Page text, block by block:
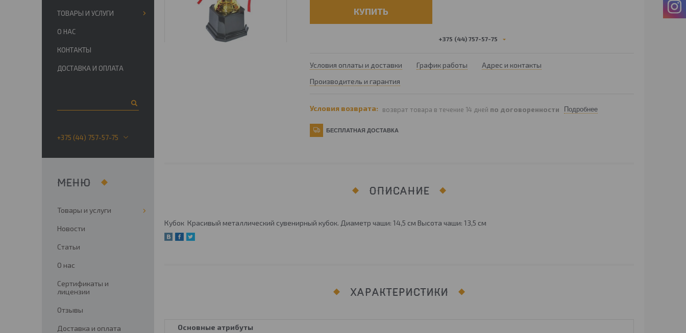
КУПИТЬ
+375 (44) 757-57-75
Условия оплаты и доставки График работы
Адрес и контакты
Производитель и гарантия
возврат товара в течение 14 дней по договоренности Подробнее
БЕСПЛАТНАЯ ДОСТАВКА
ОПИСАНИЕ
Кубок Красивый металлический сувенирный кубок. Диаметр чаши: 14,5 см Высота чаши: 13,5 см
ХАРАКТЕРИСТИКИ
Основные атрибуты
ТОВАРЫ И УСЛУГИ
О НАС
КОНТАКТЫ
ДОСТАВКА И ОПЛАТА
+375 (44) 757-57-75
Товары и услуги
Новости
Статьи
О нас
Сертификаты и
лицензии
Отзывы
Доставка и оплата